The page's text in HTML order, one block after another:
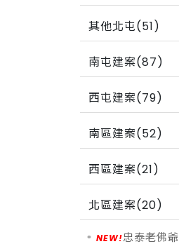
其他北屯(51)
南屯建案(87)
西屯建案(79)
南區建案(52)
西區建案(21)
北區建案(20)
忠泰老佛爺